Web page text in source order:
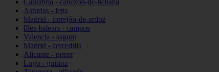
Cantabria - cabezón-de-liébana
Asturias - lena
Madrid - torrejón-de-ardoz
Illes-balears - campos
Valencia - sagunt
Madrid - cercedilla
Alicante - petrer
Lugo - guitiriz